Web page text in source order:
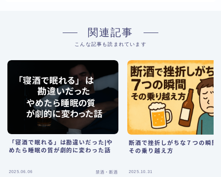
関連記事
こんな記事も読まれています
「寝酒で眠れる」は勘違いだった|や
めたら睡眠の質が劇的に変わった話
2025.06.06 禁酒・断酒
断酒で挫折しがちな７つの瞬間
その乗り越え方
2025.10.31